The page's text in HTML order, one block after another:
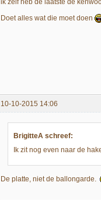
Doet alles wat die moet doen
10-10-2015 14:06
BrigitteA schreef:
Ik zit nog even naar de
De platte, niet de ballongarde.